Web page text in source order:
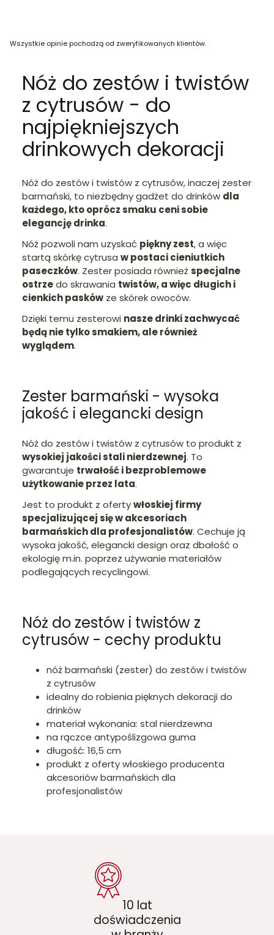
Wszystkie opinie pochodzą od zweryfikowanych klientów.
Nóż do zestów i twistów
z cytrusów - do
najpiękniejszych
drinkowych dekoracji
Nóż do zestów i twistów z cytrusów, inaczej zester
barmański, to niezbędny gadżet do drinków dla
każdego, kto oprócz smaku ceni sobie
elegancję drinka.
Nóż pozwoli nam uzyskać piękny zest, a więc
startą skórkę cytrusa w postaci cieniutkich
paseczków. Zester posiada równieżspecjalne
ostrzedo skrawania twistów, a więc długich i
cienkich pasków ze skórek owoców.
Dzięki temu zesterowi nasze drinki zachwycać
będą nie tylko smakiem, ale również
wyglądem.
Zester barmański - wysoka
jakość i elegancki design
Nóż do zestów i twistów z cytrusów to produkt z
wysokiej jakości stali nierdzewnej. To
gwarantuje trwałość i bezproblemowe
użytkowanie przez lata.
Jest to produkt z ofertywłoskiej firmy
specjalizującej się w akcesoriach
barmańskich dla profesjonalistów. Cechuje ją
wysoka jakość, elegancki design oraz dbałość o
ekologię m.in. poprzez używanie materiałów
podlegających recyclingowi.
Nóż do zestów i twistów z
cytrusów - cechy produktu
nóż barmański (zester) do zestów i twistów
z cytrusów
idealny do robienia pięknych dekoracji do
drinków
materiał wykonania: stal nierdzewna
na rączce antypoślizgowa guma
długość: 16,5 cm
produkt z oferty włoskiego producenta
akcesoriów barmańskich dla
profesjonalistów
10 lat
doświadczenia